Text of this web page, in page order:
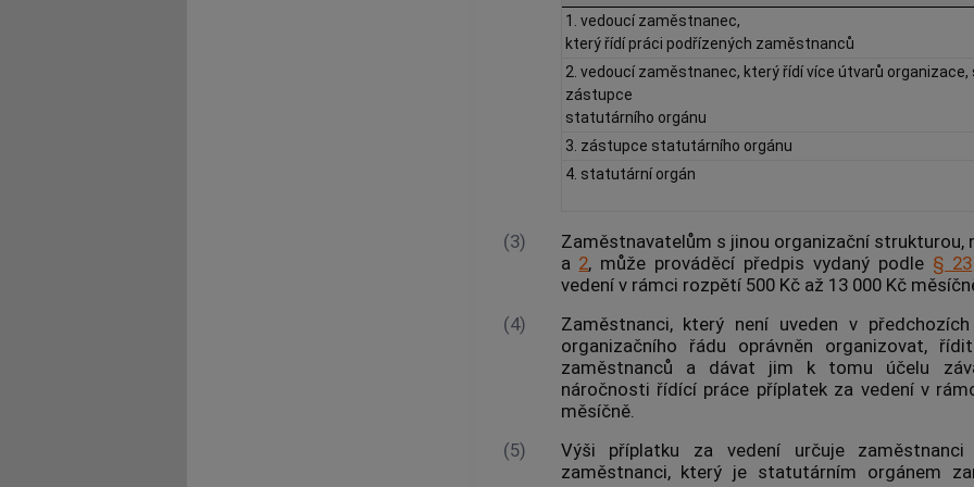
1. vedoucí zaměstnanec,
který řídí práci podřízených zaměstnanců
2. vedoucí zaměstnanec, který řídí více útvarů organizace,
zástupce
statutárního orgánu
3. zástupce statutárního orgánu
4. statutární orgán
(3)
Zaměstnavatelům s jinou organizační strukturou,
a 2, může prováděcí předpis vydaný podle § 23
vedení v rámci rozpětí 500 Kč až 13 000 Kč
(4)
Zaměstnanci, který není uveden v
organizačního řádu oprávněn organizovat,
zaměstnanců a dávat jim k tomu účelu
náročnosti řídící práce příplatek za vedení v
měsíčně.
(5)
Výši příplatku za vedení určuje zaměstnanci
zaměstnanci, který je statutárním orgánem